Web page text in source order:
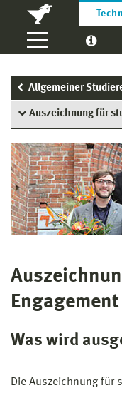
Allgemeiner
Auszeichnung für
Engagement
Was wird
Die Auszeichnung für